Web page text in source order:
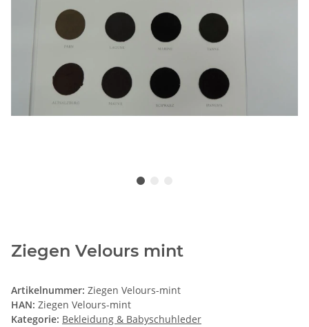
Ziegen Velours mint
Artikelnummer: Ziegen Velours-mint
HAN: Ziegen Velours-mint
Kategorie: Bekleidung & Babyschuhleder